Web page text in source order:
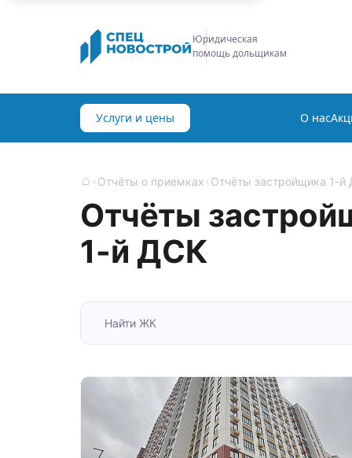
Юридическая
помощь дольщикам
Услуги и цены О нас
Главная
Отчёты о приемках Отчёты застройщика 1-й
Отчёты
1-й ДСК